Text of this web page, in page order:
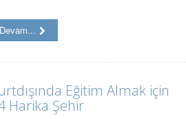
Devam...
Eğitim Almak için
Harika Şehir